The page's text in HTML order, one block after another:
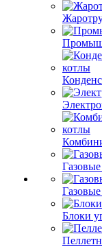
Блоки